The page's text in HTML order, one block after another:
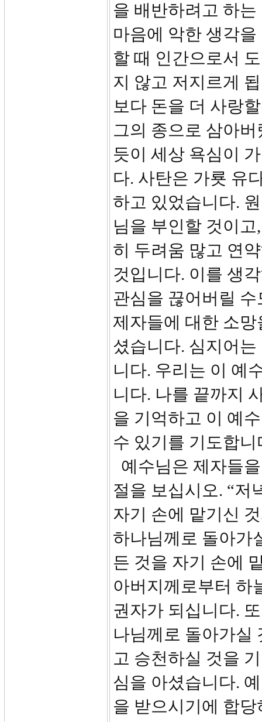
을 배반하려고 하
마음에 악한 생각
할 때 인간으로서
지 않고 저지르게
보다 돈을 더 사랑
그의 종으로 삼아
듯이 세상 욕심이
다. 사탄은 가룟 유
하고 있었습니다.
님을 부인할 것이
히 두려움 많고 연
것입니다. 이를 생
관심을 끊어버릴
제자들에 대한 소
셨습니다. 심지어
니다. 우리는 이 예
니다. 나를 끝까지
을 기억하고 이 예
수 있기를 기도합니
예수님은 제자들
절을 보십시오. “저
자기 손에 맡기신
하나님께로 돌아가
든 것을 자기 손에
아버지께로부터 하
권자가 되십니다.
나님께로 돌아가실
고 승천하실 것을
심을 아셨습니다.
을 받으시기에 합